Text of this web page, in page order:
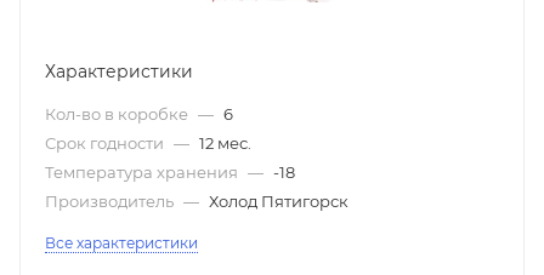
Характеристики
Кол-во в коробке — 6
Срок годности — 12 мес.
Температура хранения — -18
Производитель — Холод Пятигорск
Все характеристики